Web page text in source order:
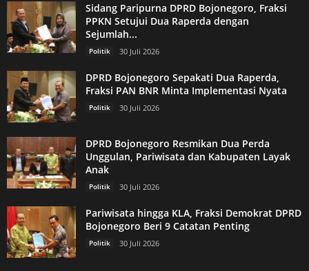
Sidang Paripurna DPRD Bojonegoro, Fraksi
PPKN Setujui Dua Raperda dengan
Sejumlah...
Politik 30 Juli 2026
DPRD Bojonegoro Sepakati Dua Raperda,
Fraksi PAN BNR Minta Implementasi Nyata
Politik 30 Juli 2026
DPRD Bojonegoro Resmikan Dua Perda
Unggulan, Pariwisata dan Kabupaten Layak
Anak
Politik 30 Juli 2026
Pariwisata hingga KLA, Fraksi Demokrat DPRD
Bojonegoro Beri 9 Catatan Penting
Politik 30 Juli 2026